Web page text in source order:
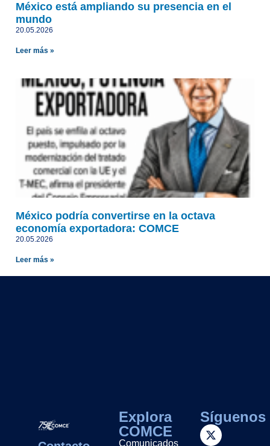
México está ampliando su presencia en el
mundo
20.05.2026
Leer más »
México podría convertirse en la octava
economía exportadora: COMCE
20.05.2026
Leer más »
Explora
COMCE
Comunicados
Síguenos